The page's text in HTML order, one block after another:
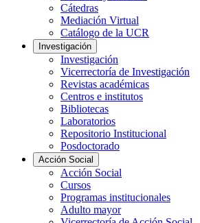
Cátedras
Mediación Virtual
Catálogo de la UCR
Investigación
Investigación
Vicerrectoría de Investigación
Revistas académicas
Centros e institutos
Bibliotecas
Laboratorios
Repositorio Institucional
Posdoctorado
Acción Social
Acción Social
Cursos
Programas institucionales
Adulto mayor